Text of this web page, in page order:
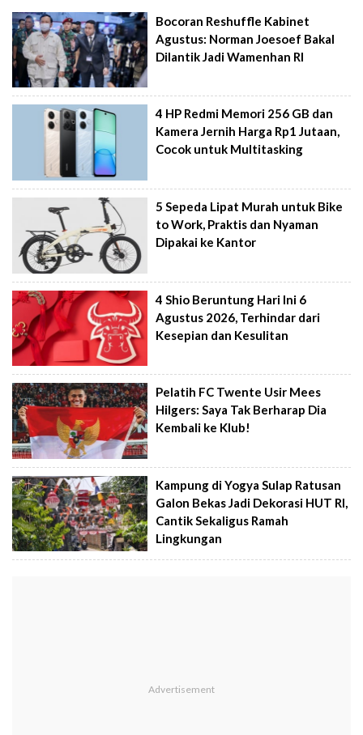
Bocoran Reshuffle Kabinet
Agustus: Norman Joesoef Bakal
Dilantik Jadi Wamenhan RI
4 HP Redmi Memori 256 GB dan
Kamera Jernih Harga Rp1 Jutaan,
Cocok untuk Multitasking
5 Sepeda Lipat Murah untuk Bike
to Work, Praktis dan Nyaman
Dipakai ke Kantor
4 Shio Beruntung Hari Ini 6
Agustus 2026, Terhindar dari
Kesepian dan Kesulitan
Pelatih FC Twente Usir Mees
Hilgers: Saya Tak Berharap Dia
Kembali ke Klub!
Kampung di Yogya Sulap Ratusan
Galon Bekas Jadi Dekorasi HUT RI,
Cantik Sekaligus Ramah
Lingkungan